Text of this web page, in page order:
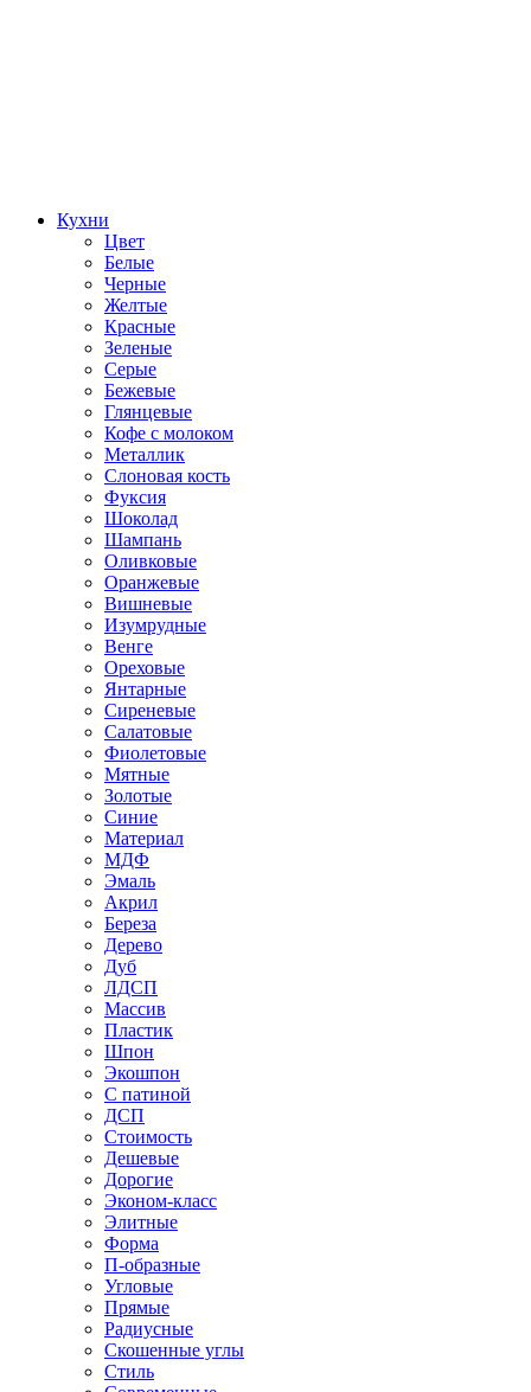
Кухни
Цвет
Белые
Черные
Желтые
Красные
Зеленые
Серые
Бежевые
Глянцевые
Кофе с молоком
Металлик
Слоновая кость
Фуксия
Шоколад
Шампань
Оливковые
Оранжевые
Вишневые
Изумрудные
Венге
Ореховые
Янтарные
Сиреневые
Салатовые
Фиолетовые
Мятные
Золотые
Синие
Материал
МДФ
Эмаль
Акрил
Береза
Дерево
Дуб
ЛДСП
Массив
Пластик
Шпон
Экошпон
С патиной
ДСП
Стоимость
Дешевые
Дорогие
Эконом-класс
Элитные
Форма
П-образные
Угловые
Прямые
Радиусные
Скошенные углы
Стиль